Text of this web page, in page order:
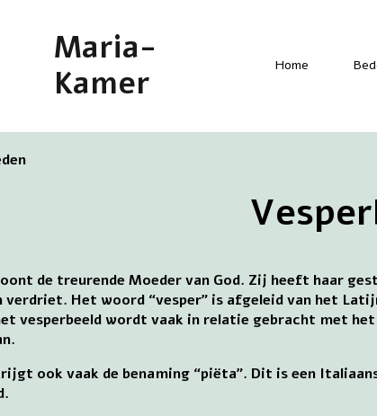
Maria-
Kamer
Home
de treurende Moeder van God. Zij heeft haar
verdriet. Het woord “vesper” is afgeleid van het
vesperbeeld wordt vaak in relatie gebracht met
ook vaak de benaming “piëta”. Dit is een